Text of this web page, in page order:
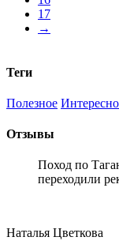
17
→
Теги
Полезное
Отзывы
Поход по
переходили
Наталья Цветкова